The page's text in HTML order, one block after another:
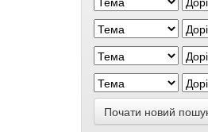
Почати новий